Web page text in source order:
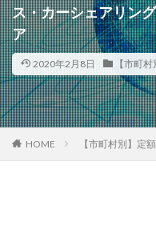
ス・カーシェアリン
ア
2020年2月8日 【市町
HOME 【市町村別】定